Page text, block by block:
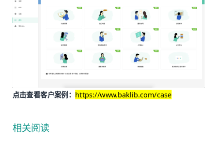
点击查看客户案例： https://www.baklib.com/case
相关阅读